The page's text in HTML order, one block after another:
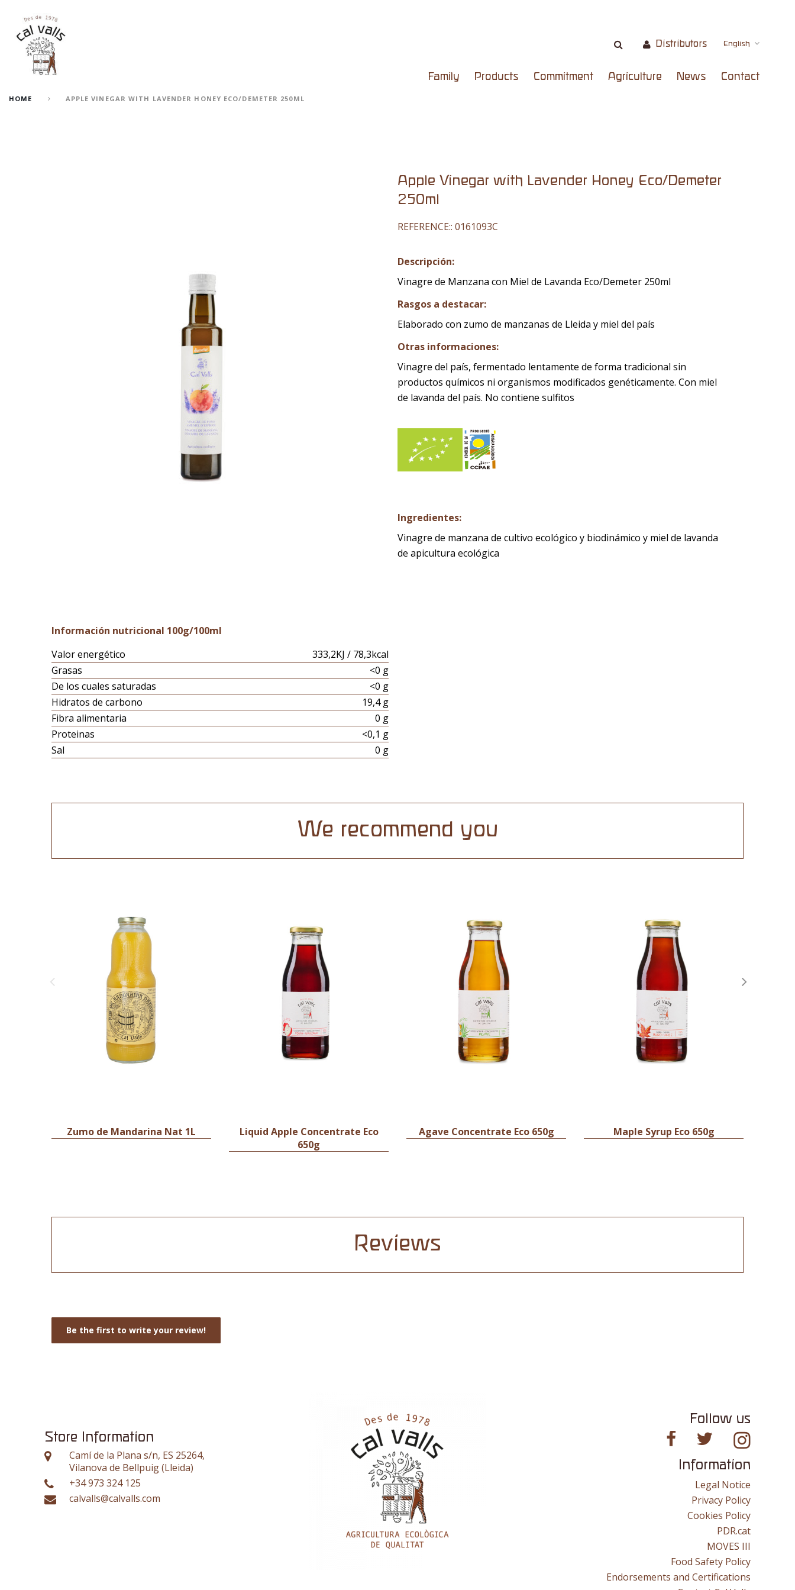
Distributors English
Family Products Commitment Agriculture News Contact
HOME APPLE VINEGAR WITH LAVENDER HONEY ECO/DEMETER 250ML
Apple Vinegar with Lavender Honey Eco/Demeter
250ml
REFERENCE:: 0161093C
Descripción:
Vinagre de Manzana con Miel de Lavanda Eco/Demeter 250ml
Rasgos a destacar:
Elaborado con zumo de manzanas de Lleida y miel del país
Otras informaciones:
Vinagre del país, fermentado lentamente de forma tradicional sin
productos químicos ni organismos modificados genéticamente. Con miel
de lavanda del país. No contiene sulfitos
Ingredientes:
Vinagre de manzana de cultivo ecológico y biodinámico y miel de lavanda
de apicultura ecológica
Información nutricional 100g/100ml
Valor energético
333,2KJ / 78,3kcal
Grasas
<0 g
De los cuales saturadas
<0 g
Hidratos de carbono
19,4 g
Fibra alimentaria
0 g
Proteinas
<0,1 g
Sal
0 g
We recommend you
Zumo de Mandarina Nat 1L
Liquid Apple Concentrate Eco
650g
Agave Concentrate Eco 650g Maple Syrup Eco 650g
Reviews
Be the first to write your review!
Store Information
Camí de la Plana s/n, ES 25264,
Vilanova de Bellpuig (Lleida)
+34 973 324 125
calvalls@calvalls.com
Follow us
Information
Legal Notice
Privacy Policy
Cookies Policy
PDR.cat
MOVES III
Food Safety Policy
Endorsements and Certifications